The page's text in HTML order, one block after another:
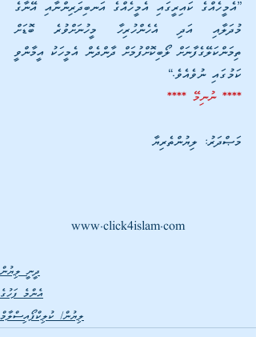
މުދަލާއި އަދި އެހެންހުރިހާ މީހުނަށްވުރެ ބޮޑަށް
ތިމަންކަލޭގެފާނަށް ލޯބިކޮށްފުމަށް ދާންދެން އެމީހަކު އީމާންވީ
ކަމުގައި ނުވެއެވެ.“
**** ނުނިމޭ ****
މަޞްދަރު: ލިޔުންތެރިޔާ
www.click4islam.com
ދީނީ ލިޔުން
އެންމެ ފަހުގެ
ލިޔުން/ ކުލިކްފޯއިސްލާމް